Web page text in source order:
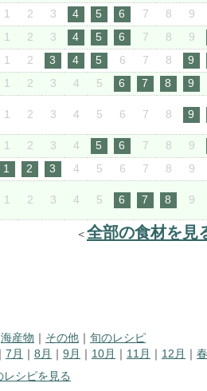
1 2 3 4 5 6 7 8 9
1 2 3 4 5 6 7 8 9
1 2 3 4 5 6 7 8 9
1 2 3 4 5 6 7 8 9
1 2 3 4 5 6 7 8 9
1 2 3 4 5 6 7 8 9
1 2 3 4 5 6 7 8 9
1 2 3 4 5 6 7 8 9
＜ 全部の食材を見
海産物 その他
旬のレシピ
7月 8月 9月 10月 11月 12月 春
レシピを見る